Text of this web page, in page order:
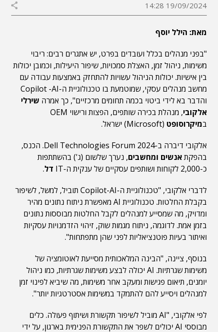
19/09/2024 14:28
מאת: הילל יוסף
"בפני מנהלים בכלל ועובדים בפרט, יש אתגרים רבים: ריבוי
משימות, ניהול זמן, האצלת סמכויות, שיפור היעילות, וכמובן יכולות
בין אישיות. יכולות הניהול עשויות להתחזק באמצעות עבודה עם
מחשב מנהלים עסקי, שמוטמעת בו טכנולוגיית ה-Copilot -AI
והדבר בא לידי ביטוי בכמה תחומים מרכזיים", כך אמרה שירלי
אלקובי
, מנהלת בכירה שותפים, הפצות ורישוי OEM
במיקרוסופט (Microsoft) ישראל.
אלקובי דיברה ב-Dell Technologies Forum 2024. הכנס,
בהפקתאנשים ומחשבים, נערך שלשום (ג') בהשתתפות
כ-2,000 לקוחות ושותפים עסקיים של ענקית ה-IT
דל.
לדברי אלקובי, "טכנולוגיית ה-Copilot-AI תוביל, למשל, לשיפור
בקבלת החלטות. טכנולוגיית AI מאפשרת ניתוח נתונים מהיר
ומדויק, מה שמסייע למנהלים לקבל החלטות מבוססות נתונים
בזמן אמת. לדוגמה, ניתוח מגמות שוק, זיהוי הזדמנויות עסקיות
ואיתור בעיות פוטנציאליות לפני שהן מתפתחות".
בנוסף, ציינה, "הבינה המלאכותית מסייעת לאוטומציה של
משימות שגרתיות. AI יכולה לבצע משימות שגרתיות, כמו ניהול
יומנים, תיאום פגישות ומעקב אחר משימות, מה שיביא לפינוי זמן
למנהלים ויסייע להם להתמקד במשימות אסטרטגיות יותר".
לפי אלקובי, "AI מוביל לשיפור תקשורת ושיתוף פעולה. כלים
מבוססי AI יכולים לשפר את התקשורת הפנימית בארגון, על ידי